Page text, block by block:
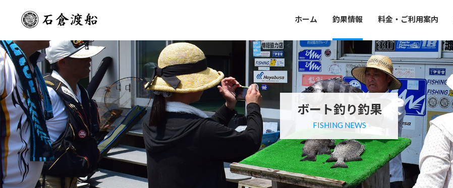
ホーム 釣果情報 料金・ご利用案内
ボート釣り釣果
FISHING NEWS